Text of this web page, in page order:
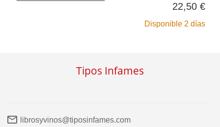
22,50 €
Disponible 2 días
Tipos Infames
librosyvinos@tiposinfames.com